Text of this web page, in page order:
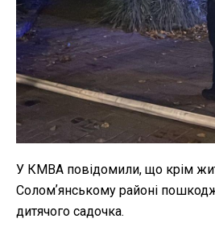
У КМВА повідомили, що крім
Соломʼянському районі
дитячого садочка.